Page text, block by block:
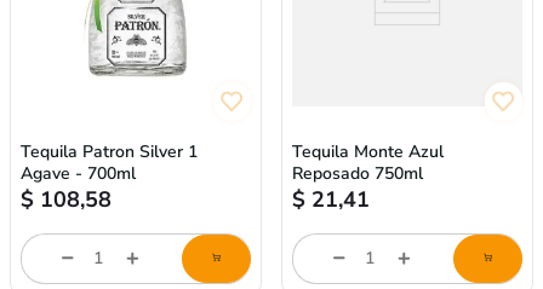
Tequila Patron Silver 1
Agave - 700ml
$ 108,58
store/product-
list.quantityStepper.label
Tequila Monte Azul
Reposado 750ml
$ 21,41
store/product-